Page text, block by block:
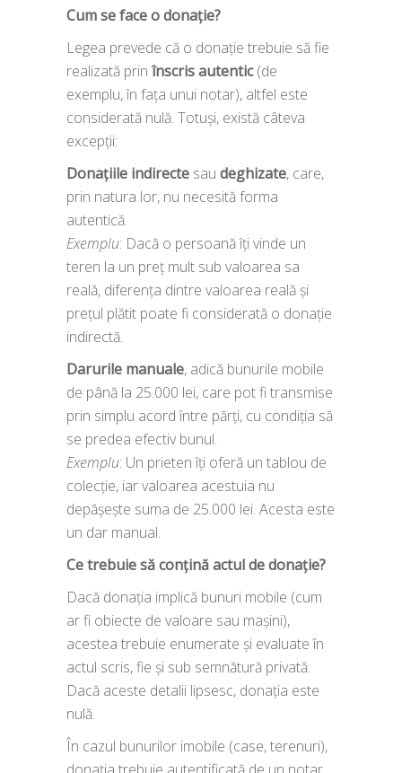
Cum se face o donație?
Legea prevede că o donație trebuie să fie
realizată prin înscris autentic(de
exemplu, în fața unui notar), altfel este
considerată nulă. Totuși, există câteva
excepții:
Donațiile indirecte sau deghizate, care,
prin natura lor, nu necesită forma
autentică.
Exemplu: Dacă o persoană îți vinde un
teren la un preț mult sub valoarea sa
reală, diferența dintre valoarea reală și
prețul plătit poate fi considerată o donație
indirectă.
Darurile manuale, adică bunurile mobile
de până la 25.000 lei, care pot fi transmise
prin simplu acord între părți, cu condiția să
se predea efectiv bunul.
Exemplu: Un prieten îți oferă un tablou de
colecție, iar valoarea acestuia nu
depășește suma de 25.000 lei. Acesta este
un dar manual.
Ce trebuie să conțină actul de donație?
Dacă donația implică bunuri mobile (cum
ar fi obiecte de valoare sau mașini),
acestea trebuie enumerate și evaluate în
actul scris, fie și sub semnătură privată.
Dacă aceste detalii lipsesc, donația este
nulă.
În cazul bunurilor imobile (case, terenuri),